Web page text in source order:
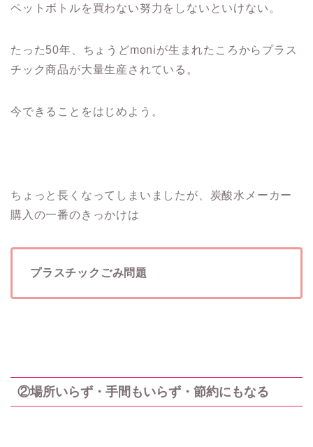
ペットボトルを買わない努力をしないといけない。
たった50年、ちょうどmoniが生まれたころからプラス
チック商品が大量生産されている。
今できることをはじめよう。
ちょっと長くなってしまいましたが、炭酸水メーカー
購入の一番のきっかけは
プラスチックごみ問題
②場所いらず・手間もいらず・節約にもなる